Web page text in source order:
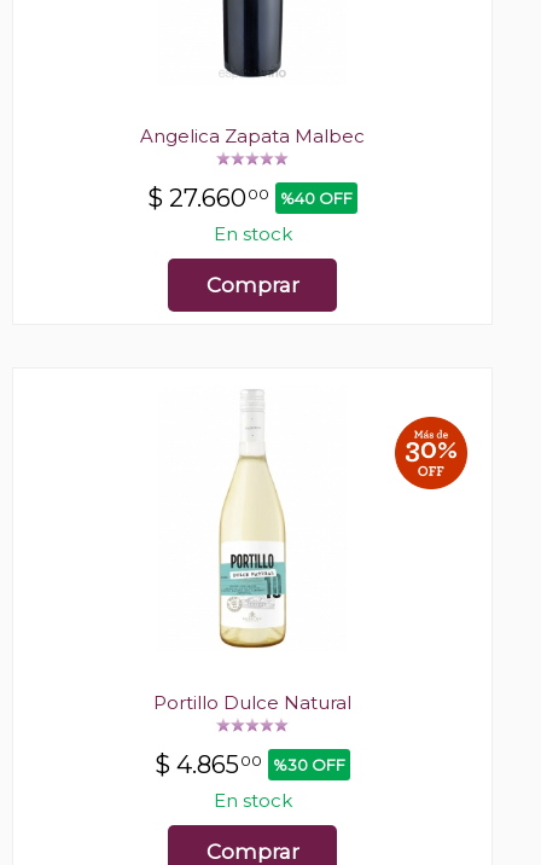
Angelica Zapata Malbec
$ 27.66000 %40 OFF
En stock
Comprar
Portillo Dulce Natural
$ 4.86500 %30 OFF
En stock
Comprar